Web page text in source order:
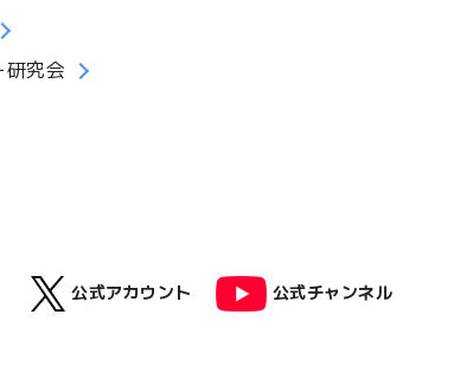
研究会
公式アカウント 公式チャンネル